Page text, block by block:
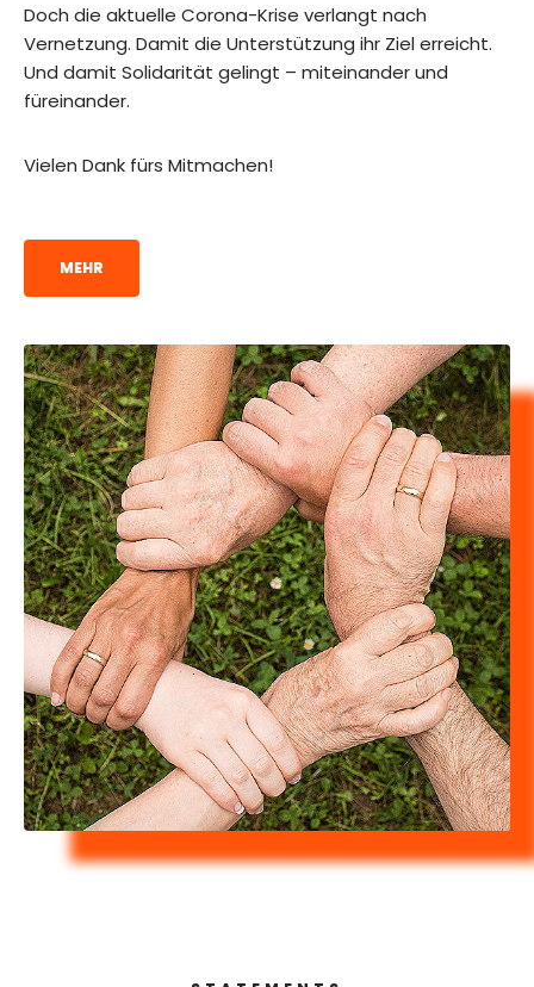
Doch die aktuelle Corona-Krise verlangt nach
Vernetzung. Damit die Unterstützung ihr Ziel erreicht.
Und damit Solidarität gelingt – miteinander und
füreinander.
Vielen Dank fürs Mitmachen!
MEHR